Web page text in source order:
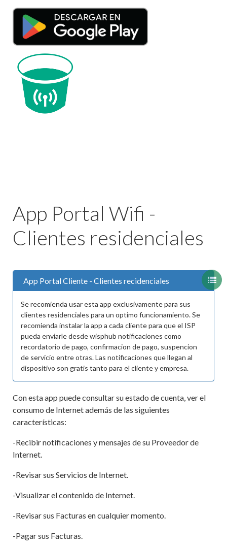
App Portal Wifi -
Clientes residenciales
App Portal Cliente - Clientes recidenciales
Se recomienda usar esta app exclusivamente para sus
clientes residenciales para un optimo funcionamiento. Se
recomienda instalar la app a cada cliente para que el ISP
pueda enviarle desde wisphub notificaciones como
recordatorio de pago, confirmacion de pago, suspencion
de servicio entre otras. Las notificaciones que llegan al
dispositivo son gratis tanto para el cliente y empresa.
Con esta app puede consultar su estado de cuenta, ver el
consumo de Internet además de las siguientes
características:
-Recibir notificaciones y mensajes de su Proveedor de
Internet.
-Revisar sus Servicios de Internet.
-Visualizar el contenido de Internet.
-Revisar sus Facturas en cualquier momento.
-Pagar sus Facturas.